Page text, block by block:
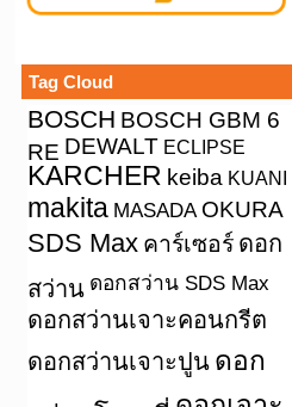
Tag Cloud
BOSCH BOSCH GBM 6
RE DEWALT ECLIPSE
KARCHER keiba KUANI
makita MASADA OKURA
SDS Max คาร์เซอร์ ดอก
สว่าน ดอกสว่าน SDS Max
ดอกสว่านเจาะคอนกรีต
ดอกสว่านเจาะปูน ดอก